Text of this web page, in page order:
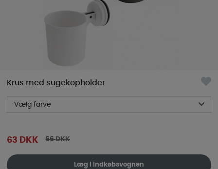
Krus med sugekopholder
Vælg farve
66DKK
63 DKK
Læg i indkøbsvognen